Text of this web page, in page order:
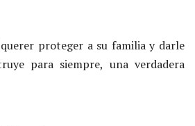
proteger a su familia y darle
para siempre, una verdadera